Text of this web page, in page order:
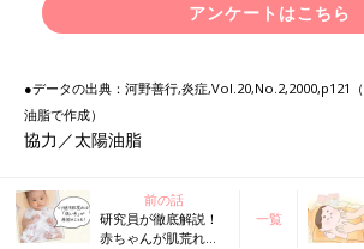
アンケートはこちら
●データの出典：河野善行,炎症,Vol.20,No.2,2000,p121
油脂で作成）
協力／太陽油脂
前の話
研究員が徹底解説！
赤ちゃんが肌荒れを
一覧